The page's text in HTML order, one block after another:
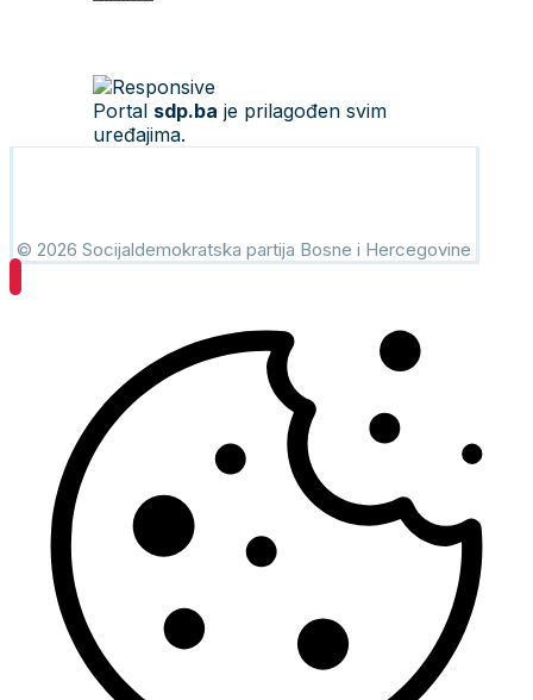
Portal sdp.ba je prilagođen svim
uređajima.
© 2026 Socijaldemokratska partija Bosne i Hercegovine